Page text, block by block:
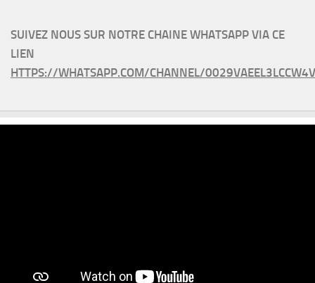
SUIVEZ NOUS SUR NOTRE CHAINE WHATSAPP VIA CE
LIEN
HTTPS://WHATSAPP.COM/CHANNEL/